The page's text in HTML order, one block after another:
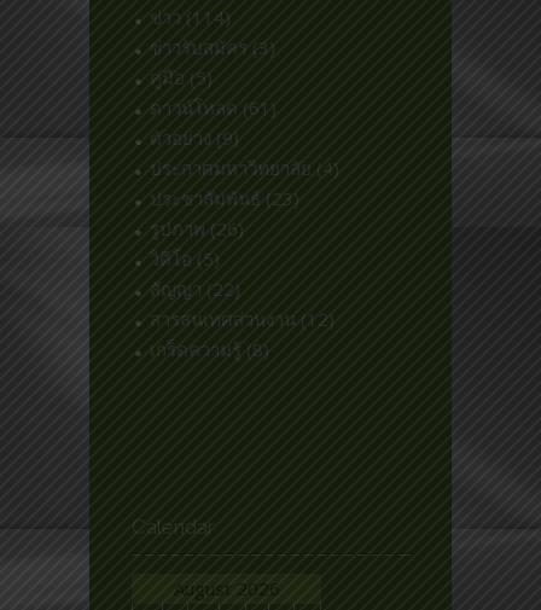
ข่าว (114)
ข่าวรับสมัคร (3)
คู่มือ (5)
ดาวน์โหลด (61)
ตัวอย่าง (9)
ประกาศมหาวิทยาลัย (4)
ประชาสัมพันธ์ (23)
รูปภาพ (26)
วิดีโอ (5)
สัญญา (22)
สารสนเทศส่วนงาน (12)
เกร็ดความรู้ (8)
Calendar
August 2026